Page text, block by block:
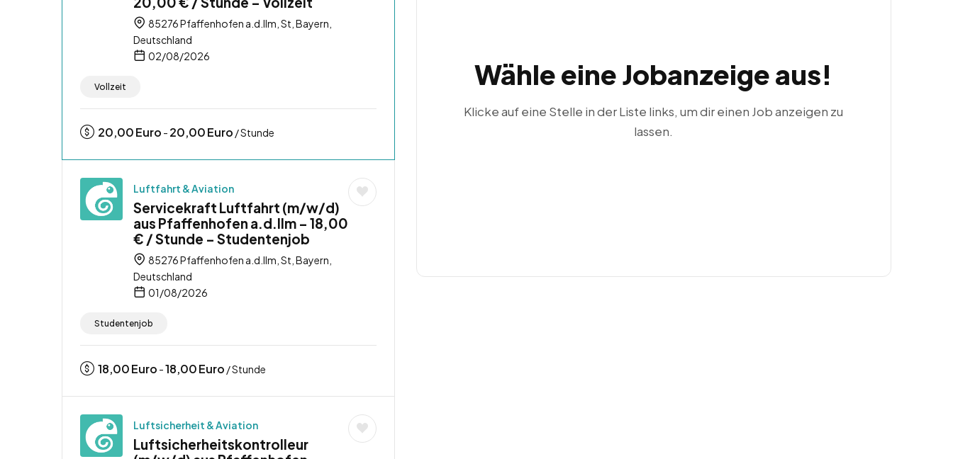
85276 Pfaffenhofen a.d.Ilm, St, Bayern,
Deutschland
02/08/2026
Vollzeit
20,00Euro - 20,00Euro / Stunde
Luftfahrt & Aviation
Servicekraft Luftfahrt (m/w/d)
aus Pfaffenhofen a.d.Ilm – 18,00
€ / Stunde – Studentenjob
85276 Pfaffenhofen a.d.Ilm, St, Bayern,
Deutschland
01/08/2026
Studentenjob
18,00Euro -18,00Euro / Stunde
Luftsicherheit & Aviation
Luftsicherheitskontrolleur
Wähle eine Jobanzeige aus!
Klicke auf eine Stelle in der Liste links, um dir einen Job anzeigen zu
lassen.